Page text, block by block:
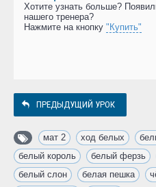
Хотите узнать больше?
нашего тренера?
Нажмите на кнопку "Купить"
ПРЕДЫДУЩИЙ УРОК
мат 2 ход белых
белый король
белый ферзь
белый слон
белая пешка